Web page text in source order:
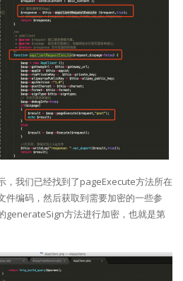
，我们已经找到了pageExecute方法所在
件编码，然后获取到需要加密的一些参
generateSign方法进行加密，也就是第